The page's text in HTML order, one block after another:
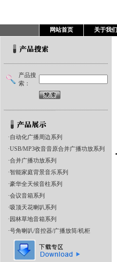
网站首页 关于我们
产品搜
索：
·自动化广播周边系列
·USB/MP3收音音原合并广播功放系列
·合并广播功放系列
·智能家庭背景音乐系列
·豪华全天候音柱系列
·会议音箱系列
·吸顶天花喇叭系列
· 园林草地音箱系列
·号角喇叭/音控器/广播放筒/机柜